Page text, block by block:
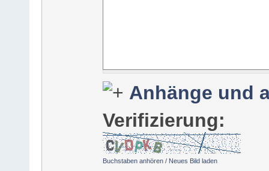
Anhänge und
Verifizierung:
Buchstaben anhören / Neues Bild laden